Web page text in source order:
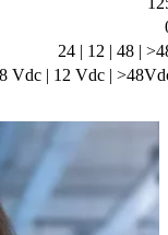
24 | 12 | 48 |
Vdc | 12 Vdc |